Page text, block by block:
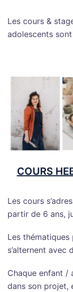
Les cours &
adolescents
COURS
Les cours
partir de 6 ans,
Les thématiques
s’alternent avec
Chaque enfant /
dans son projet,